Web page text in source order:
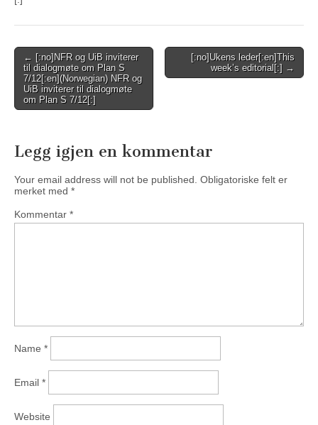
Post
navigation
← [:no]NFR og UiB inviterer
til dialogmøte om Plan S
7/12[:en](Norwegian) NFR og
UiB inviterer til dialogmøte
om Plan S 7/12[:]
[:no]Ukens leder[:en]This
week’s editorial[:] →
Legg igjen en kommentar
Your email address will not be published. Obligatoriske felt er
merket med *
Kommentar *
Name *
Email *
Website